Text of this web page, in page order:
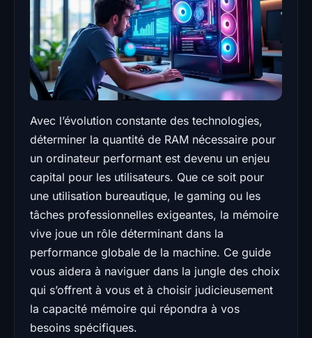
Avec l’évolution constante des technologies,
déterminer la quantité de RAM nécessaire pour
un ordinateur performant est devenu un enjeu
capital pour les utilisateurs. Que ce soit pour
une utilisation bureautique, le gaming ou les
tâches professionnelles exigeantes, la mémoire
vive joue un rôle déterminant dans la
performance globale de la machine. Ce guide
vous aidera à naviguer dans la jungle des choix
qui s’offrent à vous et à choisir judicieusement
la capacité mémoire qui répondra à vos
besoins spécifiques.